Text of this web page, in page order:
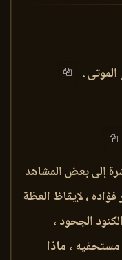
.
إلى بعض المشاهد
، لإيقاظ العظة
الجحود ،
، ماذا